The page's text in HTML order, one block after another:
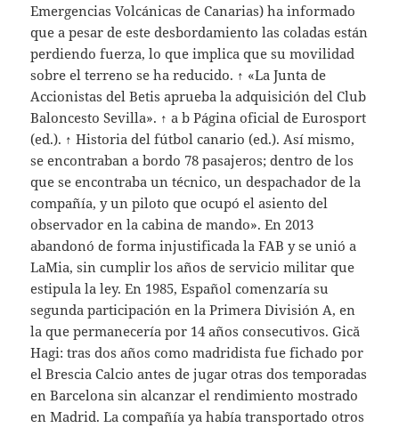
Emergencias Volcánicas de Canarias) ha informado
que a pesar de este desbordamiento las coladas están
perdiendo fuerza, lo que implica que su movilidad
sobre el terreno se ha reducido. ↑ «La Junta de
Accionistas del Betis aprueba la adquisición del Club
Baloncesto Sevilla». ↑ a b Página oficial de Eurosport
(ed.). ↑ Historia del fútbol canario (ed.). Así mismo,
se encontraban a bordo 78 pasajeros; dentro de los
que se encontraba un técnico, un despachador de la
compañía, y un piloto que ocupó el asiento del
observador en la cabina de mando». En 2013
abandonó de forma injustificada la FAB y se unió a
LaMia, sin cumplir los años de servicio militar que
estipula la ley. En 1985, Español comenzaría su
segunda participación en la Primera División A, en
la que permanecería por 14 años consecutivos. Gică
Hagi: tras dos años como madridista fue fichado por
el Brescia Calcio antes de jugar otras dos temporadas
en Barcelona sin alcanzar el rendimiento mostrado
en Madrid. La compañía ya había transportado otros